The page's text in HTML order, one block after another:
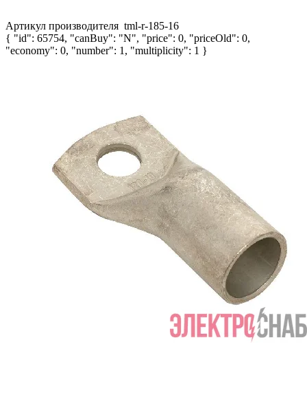
Артикул производителя tml-r-185-16
{ "id": 65754, "canBuy": "N", "price": 0, "priceOld": 0,
"economy": 0, "number": 1, "multiplicity": 1 }